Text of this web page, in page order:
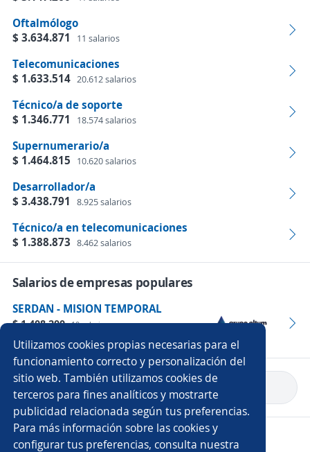
Utilizamos cookies propias necesarias para el
funcionamiento correcto y personalización del
sitio web. También utilizamos cookies de
terceros para fines analíticos y mostrarte
publicidad relacionada según tus preferencias.
Para más información sobre las cookies y
configurar tus preferencias, consulta nuestra
Oftalmólogo
$ 3.634.871
11 salarios
Telecomunicaciones
$ 1.633.514 20.612 salarios
Técnico/a de soporte
$ 1.346.771
18.574 salarios
Supernumerario/a
$ 1.464.815
10.620 salarios
Desarrollador/a
$ 3.438.791
8.925 salarios
Técnico/a en telecomunicaciones
$ 1.388.873 8.462 salarios
Salarios de empresas populares
SERDAN - MISION TEMPORAL
$ 1.408.200 10 salarios
Empleos
Volver a inicio
Copyright 2014 - 2026 DGNET LTD.